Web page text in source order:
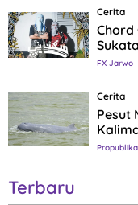
Cerita
Chord
FX Jarwo
Cerita
Pesut
Terbaru